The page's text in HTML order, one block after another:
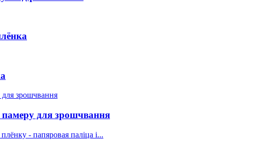
памеру для зрошчвання